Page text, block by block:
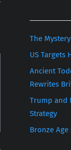
The
US Targets
Ancient
Rewrites
Trump and
Strategy
Bronze